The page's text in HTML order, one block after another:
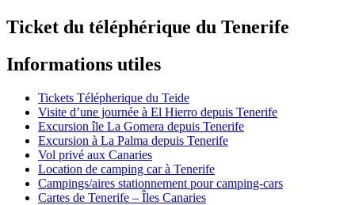
Ticket du téléphérique du Tenerife
Informations utiles
Tickets Télépherique du Teide
Visite d’une journée à El Hierro depuis Tenerife
Excursion île La Gomera depuis Tenerife
Excursion à La Palma depuis Tenerife
Vol privé aux Canaries
Location de camping car à Tenerife
Campings/aires stationnement pour camping-cars
Cartes de Tenerife – Îles Canaries